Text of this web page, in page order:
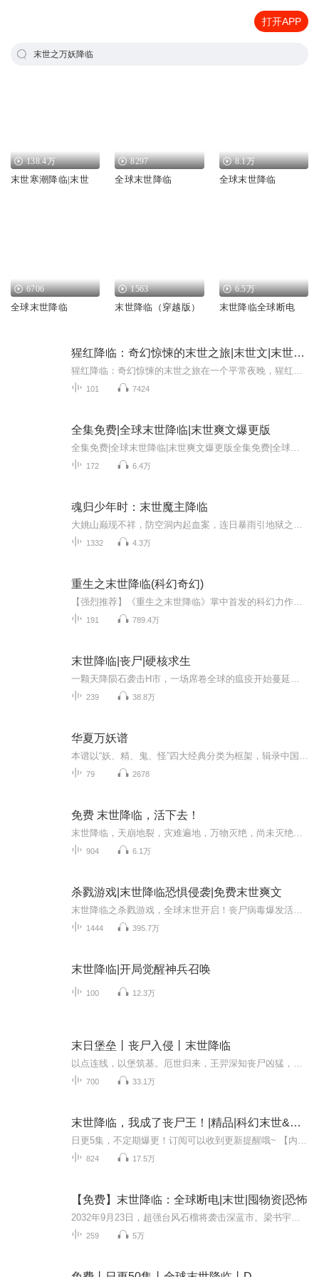
打开APP
末世之万妖降临
138.4万
末世寒潮降临|末世
8297
全球末世降临
8.1万
全球末世降临
6706
全球末世降临
1563
末世降临（穿越版）
6.5万
末世降临全球断电
猩红降临：奇幻惊悚的末世之旅|末世文|末世求生
101 7424
全集免费|全球末世降临|末世爽文爆更版
172 6.4万
魂归少年时：末世魔主降临
1332 4.3万
重生之末世降临(科幻奇幻)
191 789.4万
末世降临|丧尸|硬核求生
239 38.8万
华夏万妖谱
79 2678
免费 末世降临，活下去！
904 6.1万
杀戮游戏|末世降临恐惧侵袭|免费末世爽文
1444 395.7万
末世降临|开局觉醒神兵召唤
100 12.3万
末日堡垒丨丧尸入侵丨末世降临
700 33.1万
末世降临，我成了丧尸王！|精品|科幻末世&丧尸
824 17.5万
【免费】末世降临：全球断电|末世|囤物资|恐怖
259 5万